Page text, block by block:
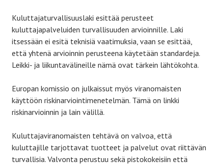
Kuluttajaturvallisuuslaki esittää perusteet
kuluttajapalveluiden turvallisuuden arvioinnille. Laki
itsessään ei esitä teknisiä vaatimuksia, vaan se esittää,
että yhtenä arvioinnin perusteena käytetään standardeja.
Leikki- ja liikuntavälineille nämä ovat tärkein lähtökohta.
Europan komissio on julkaissut myös viranomaisten
käyttöön riskinarviointimenetelmän. Tämä on linkki
riskinarvioinnin ja lain välillä.
Kuluttajaviranomaisten tehtävä on valvoa, että
kuluttajille tarjottavat tuotteet ja palvelut ovat riittävän
turvallisia. Valvonta perustuu sekä pistokokeisiin että